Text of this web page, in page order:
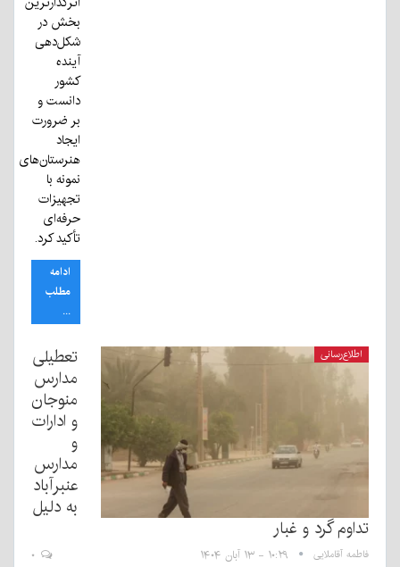
بخش در
شکل‌دهی
آینده
کشور
دانست و
بر ضرورت
ایجاد
هنرستان‌های
نمونه با
تجهیزات
حرفه‌ای
تأکید کرد.
ادامه
مطلب
...
اطلاع‌رسانی
تعطیلی
مدارس
منوجان
و ادارات
و
مدارس
عنبرآباد
به دلیل
تداوم گرد و غبار
فاطمه آقاملایی ۱۰:۲۹ - ۱۳ آبان ۱۴۰۴